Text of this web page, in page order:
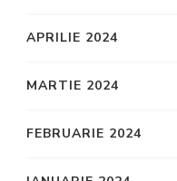
APRILIE 2024
MARTIE 2024
FEBRUARIE 2024